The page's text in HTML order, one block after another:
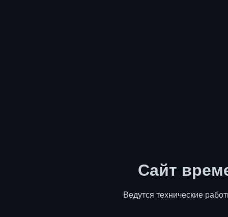
Сайт
Ведутся технические